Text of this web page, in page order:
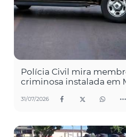
Polícia Civil mira
criminosa instalada em
31/07/2026